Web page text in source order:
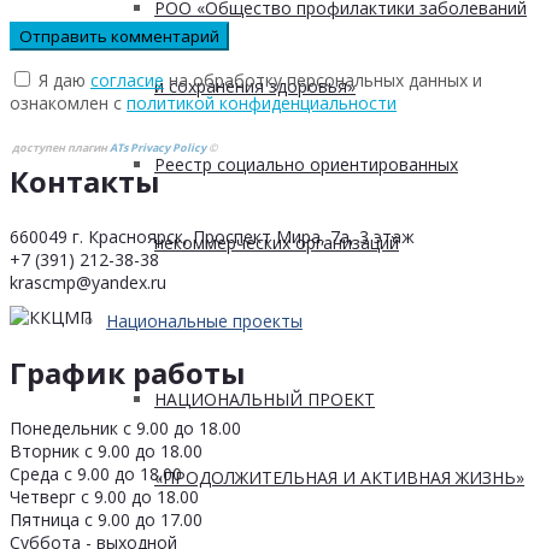
РОО «Общество профилактики заболеваний
и сохранения здоровья»
Реестр социально ориентированных
некоммерческих организаций
Национальные проекты
НАЦИОНАЛЬНЫЙ ПРОЕКТ
«ПРОДОЛЖИТЕЛЬНАЯ И АКТИВНАЯ ЖИЗНЬ»
Я даю согласие на обработку персональных данных и
ознакомлен с политикой конфиденциальности
доступен плагинATs Privacy Policy©
Контакты
660049 г. Красноярск, Проспект Мира, 7а, 3 этаж
+7 (391) 212-38-38
krascmp@yandex.ru
График работы
Понедельник с 9.00 до 18.00
Вторник с 9.00 до 18.00
Среда с 9.00 до 18.00
Четверг с 9.00 до 18.00
Пятница с 9.00 до 17.00
Суббота - выходной